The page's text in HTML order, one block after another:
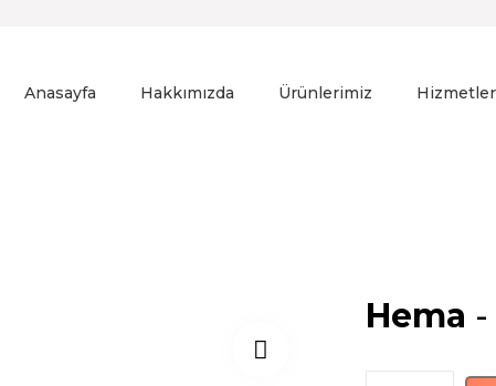
Anasayfa Hakkımızda Ürünlerimiz
Hema -